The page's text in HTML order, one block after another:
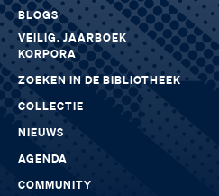
BLOGS
VEILIG. JAARBOEK
KORPORA
ZOEKEN IN DE BIBLIOTHEEK
COLLECTIE
NIEUWS
AGENDA
COMMUNITY